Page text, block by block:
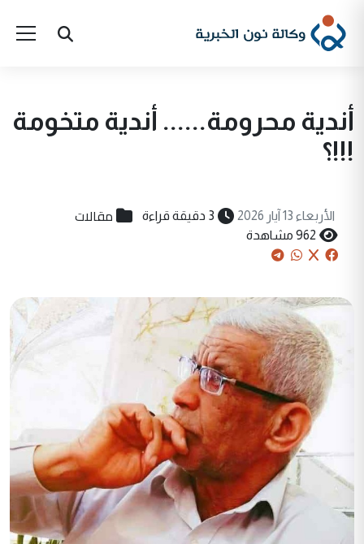
أندية محرومة...... أندية متخومة
!!!؟
الأربعاء 13 آيار 2026 3 دقيقة قراءة مقالات
962 مشاهدة